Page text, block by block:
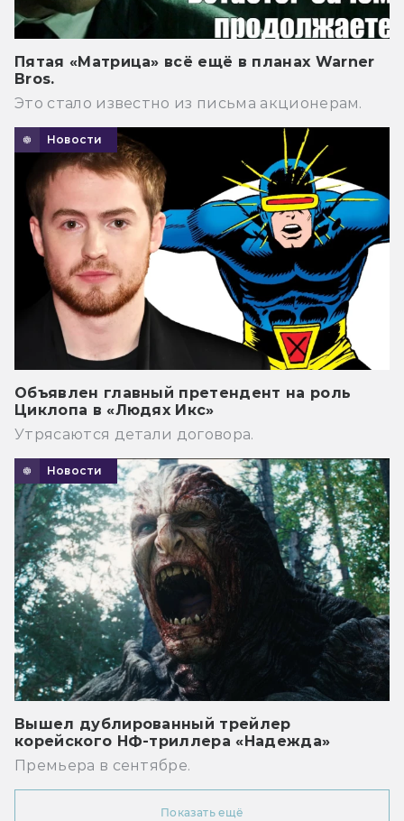
Пятая «Матрица» всё ещё в планах Warner
Bros.
Это стало известно из письма акционерам.
Новости
Объявлен главный претендент на роль
Циклопа в «Людях Икс»
Утрясаются детали договора.
Новости
Вышел дублированный трейлер
корейского НФ-триллера «Надежда»
Премьера в сентябре.
Показать ещё